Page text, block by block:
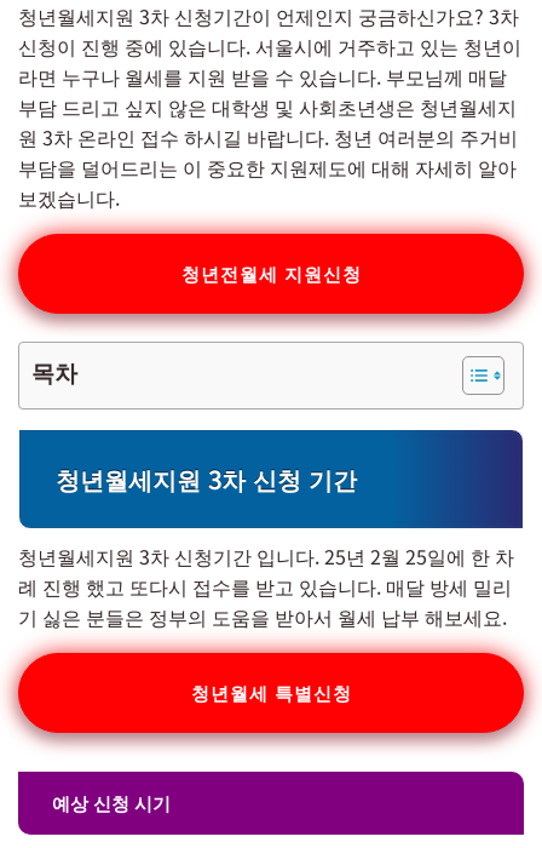
청년월세지원 3차 신청기간이 언제인지 궁금하신가요? 3차
신청이 진행 중에 있습니다. 서울시에 거주하고 있는 청년이
라면 누구나 월세를 지원 받을 수 있습니다. 부모님께 매달
부담 드리고 싶지 않은 대학생 및 사회초년생은 청년월세지
원 3차 온라인 접수 하시길 바랍니다. 청년 여러분의 주거비
부담을 덜어드리는 이 중요한 지원제도에 대해 자세히 알아
보겠습니다.
청년전월세 지원신청
목차
청년월세지원 3차 신청 기간
청년월세지원 3차 신청기간 입니다. 25년 2월 25일에 한 차
례 진행 했고 또다시 접수를 받고 있습니다. 매달 방세 밀리
기 싫은 분들은 정부의 도움을 받아서 월세 납부 해보세요.
청년월세 특별신청
예상 신청 시기